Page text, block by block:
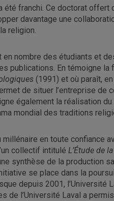
franchi. Ce doctorat offert
davantage une
religion.
nombre des étudiants et
publications. En témoigne la
(1991) et où paraît,
de situer l’entreprise de
également la réalisation
mondial des traditions
en toute confiance
collectif intitulé L’Étude de
synthèse de la production
se place dans la
depuis 2001, l’Université
de l’Université Laval a